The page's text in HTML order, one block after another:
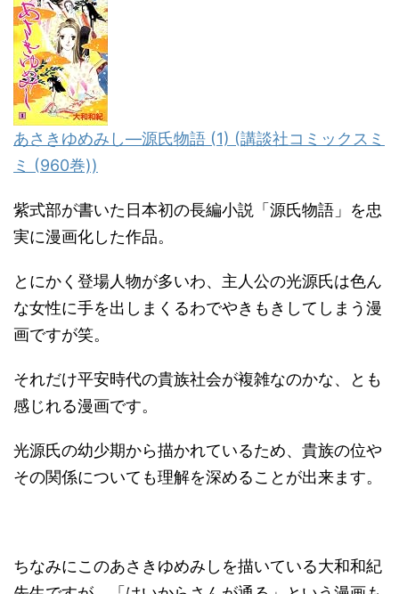
あさきゆめみし―源氏物語 (1) (講談社コミックスミ
ミ (960巻))
紫式部が書いた日本初の長編小説「源氏物語」を忠
実に漫画化した作品。
とにかく登場人物が多いわ、主人公の光源氏は色ん
な女性に手を出しまくるわでやきもきしてしまう漫
画ですが笑。
それだけ平安時代の貴族社会が複雑なのかな、とも
感じれる漫画です。
光源氏の幼少期から描かれているため、貴族の位や
その関係についても理解を深めることが出来ます。
ちなみにこのあさきゆめみしを描いている大和和紀